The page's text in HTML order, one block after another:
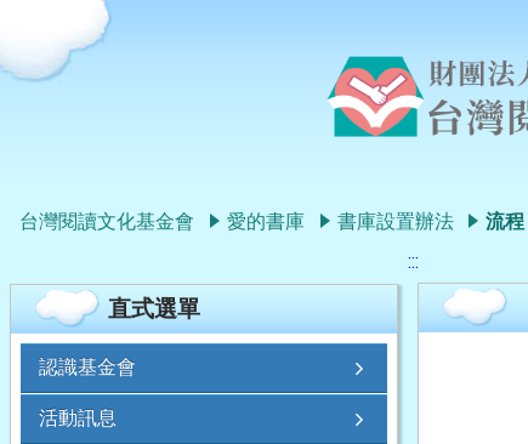
台灣閱讀文化基金會 愛的書庫 書庫設置辦法 流程
直式選單
認識基金會
活動訊息
:::